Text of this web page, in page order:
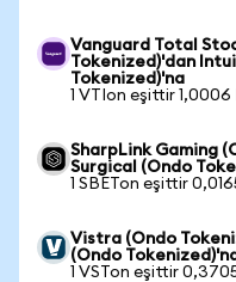
Vanguard Total
Tokenized)'dan
Tokenized)'na
1 VTIon eşittir 1,0006
SharpLink Gaming
Surgical (Ondo
1 SBETon eşittir
Vistra (Ondo
(Ondo
1 VSTon eşittir